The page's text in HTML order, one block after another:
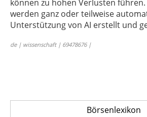
können zu hohen Verlusten
werden ganz oder teilweise
Unterstützung von AI erstellt und
de | wissenschaft | 69478676 |
Börsenlexikon